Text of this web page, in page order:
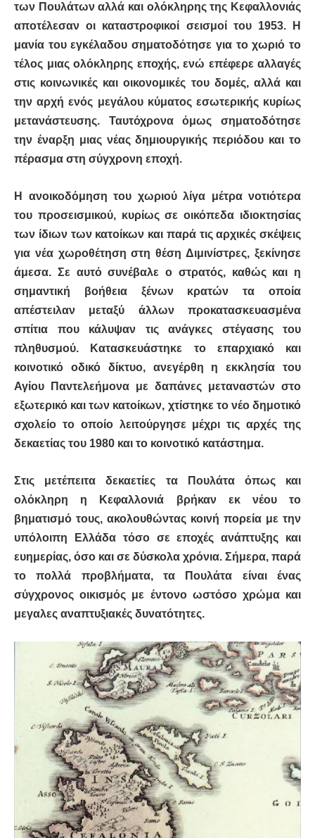
των Πουλάτων αλλά και ολόκληρης της Κεφαλλονιάς
αποτέλεσαν οι καταστροφικοί σεισμοί του 1953. Η
μανία του εγκέλαδου σηματοδότησε για το χωριό το
τέλος μιας ολόκληρης εποχής, ενώ επέφερε αλλαγές
στις κοινωνικές και οικονομικές του δομές, αλλά και
την αρχή ενός μεγάλου κύματος εσωτερικής κυρίως
μετανάστευσης. Ταυτόχρονα όμως σηματοδότησε
την έναρξη μιας νέας δημιουργικής περιόδου και το
πέρασμα στη σύγχρονη εποχή.
Η ανοικοδόμηση του χωριού λίγα μέτρα νοτιότερα
του προσεισμικού, κυρίως σε οικόπεδα ιδιοκτησίας
των ίδιων των κατοίκων και παρά τις αρχικές σκέψεις
για νέα χωροθέτηση στη θέση Διμινίστρες, ξεκίνησε
άμεσα. Σε αυτό συνέβαλε ο στρατός, καθώς και η
σημαντική βοήθεια ξένων κρατών τα οποία
απέστειλαν μεταξύ άλλων προκατασκευασμένα
σπίτια που κάλυψαν τις ανάγκες στέγασης του
πληθυσμού. Κατασκευάστηκε το επαρχιακό και
κοινοτικό οδικό δίκτυο, ανεγέρθη η εκκλησία του
Αγίου Παντελεήμονα με δαπάνες μεταναστών στο
εξωτερικό και των κατοίκων, χτίστηκε το νέο δημοτικό
σχολείο το οποίο λειτούργησε μέχρι τις αρχές της
δεκαετίας του 1980 και το κοινοτικό κατάστημα.
Στις μετέπειτα δεκαετίες τα Πουλάτα όπως και
ολόκληρη η Κεφαλλονιά βρήκαν εκ νέου το
βηματισμό τους, ακολουθώντας κοινή πορεία με την
υπόλοιπη Ελλάδα τόσο σε εποχές ανάπτυξης και
ευημερίας, όσο και σε δύσκολα χρόνια. Σήμερα, παρά
το πολλά προβλήματα, τα Πουλάτα είναι ένας
σύγχρονος οικισμός με έντονο ωστόσο χρώμα και
μεγαλες αναπτυξιακές δυνατότητες.